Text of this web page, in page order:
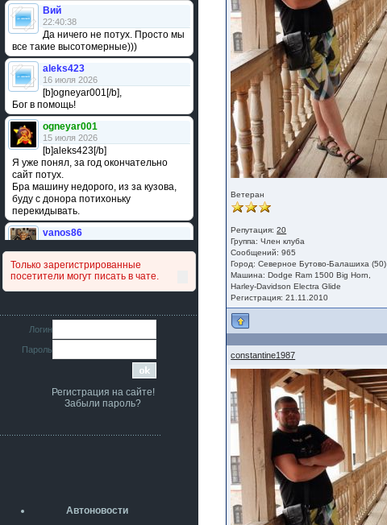
Вий
22:40:38
Да ничего не потух. Просто мы
все такие высотомерные)))
aleks423
16 июля 2026
[b]ogneyar001[/b],
Бог в помощь!
ogneyar001
15 июля 2026
[b]aleks423[/b]
Я уже понял, за год окончательно
сайт потух.
Бра машину недорого, из за кузова,
буду с донора потихоньку
перекидывать.
vanos86
сравнивал подушку акпп бензиновой и
дизельной машины намера
4578063AG и 4578061AG? По фото
iMrCoffeeBLR4
11 июля 2026
[b]era124[/b],
Ага понял буду знать спасибо
era124
7 июля 2026
разболтовка 5х114.3 спокойно
А здесь уже кладбищенская тишина...
Только зарегистрированные
посетители могут писать в чате.
Логин
Пароль
Регистрация на сайте!
Забыли пароль?
Автоновости
Ветеран
Репутация:20
Группа:Член клуба
Сообщений: 965
Город: Северное Бутово-Балашиха (50)
Машина: Dodge Ram 1500 Big Horn,
Harley-Davidson Electra Glide
Регистрация: 21.11.2010
constantine1987